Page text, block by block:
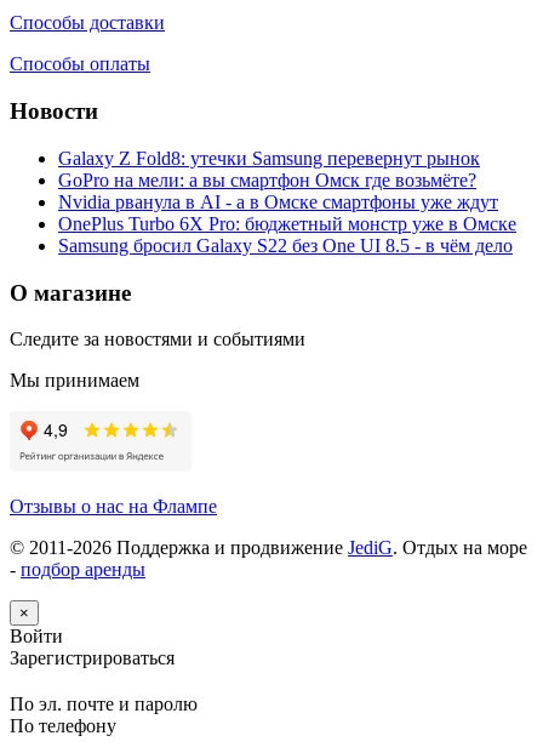
Способы доставки
Способы оплаты
Новости
Galaxy Z Fold8: утечки Samsung перевернут рынок
GoPro на мели: а вы смартфон Омск где возьмёте?
Nvidia рванула в AI - а в Омске смартфоны уже ждут
OnePlus Turbo 6X Pro: бюджетный монстр уже в Омске
Samsung бросил Galaxy S22 без One UI 8.5 - в чём дело
О магазине
Следите за новостями и событиями
Мы принимаем
Отзывы о нас на Флампе
© 2011-2026 Поддержка и продвижение JediG. Отдых на море
- подбор аренды
×
Войти
Зарегистрироваться
По эл. почте и паролю
По телефону